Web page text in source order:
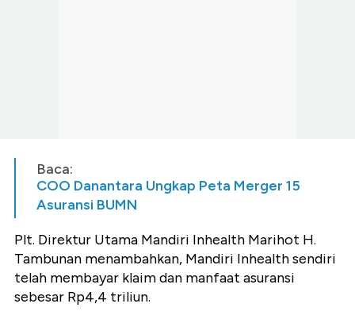
Baca:
COO Danantara Ungkap Peta Merger 15
Asuransi BUMN
Plt. Direktur Utama Mandiri Inhealth Marihot H.
Tambunan menambahkan, Mandiri Inhealth sendiri
telah membayar klaim dan manfaat asuransi
sebesar Rp4,4 triliun.